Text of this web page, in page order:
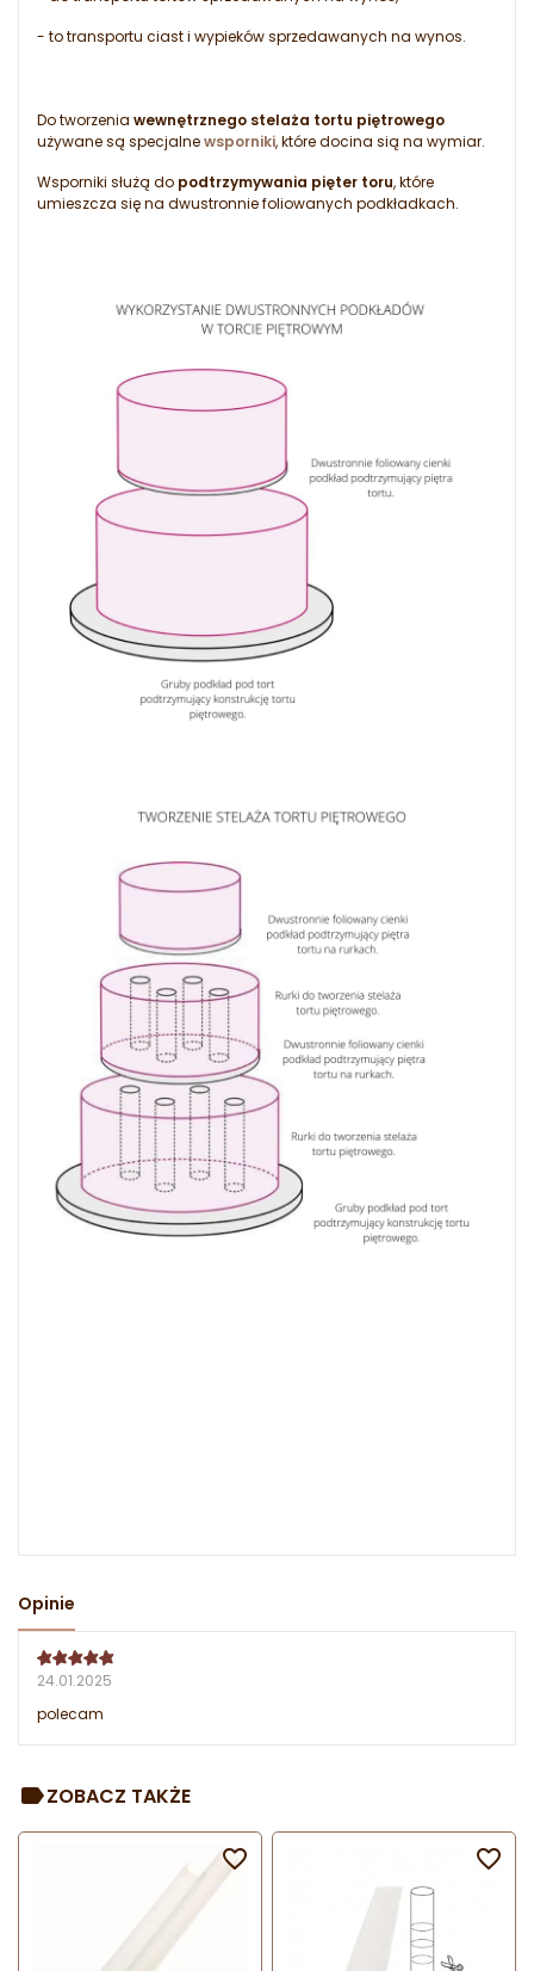
- to transportu ciast i wypieków sprzedawanych na wynos.
Do tworzenia wewnętrznego stelaża tortu piętrowego
używane są specjalnewsporniki, które docina sią na wymiar.
Wsporniki służą do podtrzymywania pięter toru, które
umieszcza się na dwustronnie foliowanych podkładkach.
Opinie
24.01.2025
polecam
ZOBACZ TAKŻE
 